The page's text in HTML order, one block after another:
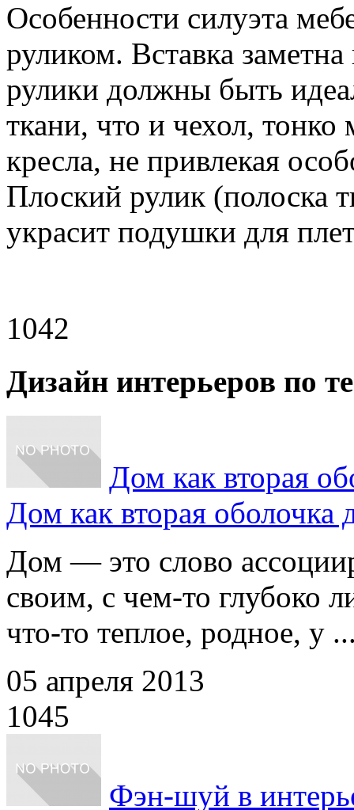
Особенности силуэта
руликом. Вставка
рулики должны быть
ткани, что и чехол,
кресла, не привлекая
Плоский рулик (полоска
украсит подушки для
1042
Дизайн интерьеров по
Дом как вторая
Дом как вторая оболочка
Дом — это слово
своим, с чем-то глубоко
что-то теплое, родное, у
05 апреля 2013
1045
Фэн-шуй в